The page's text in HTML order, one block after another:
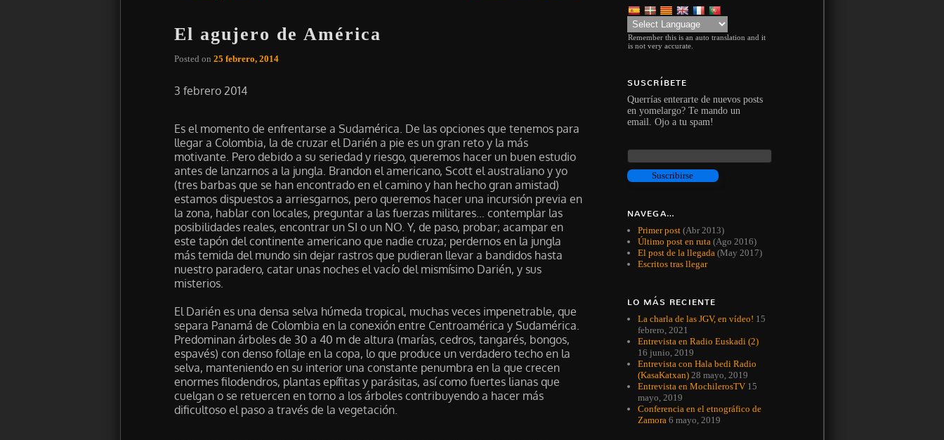
El agujero de América
Posted on 25 febrero, 2014
3 febrero 2014
Es el momento de enfrentarse a Sudamérica. De las opciones que tenemos para
llegar a Colombia, la de cruzar el Darién a pie es un gran reto y la más
motivante. Pero debido a su seriedad y riesgo, queremos hacer un buen estudio
antes de lanzarnos a la jungla. Brandon el americano, Scott el australiano y yo
(tres barbas que se han encontrado en el camino y han hecho gran amistad)
estamos dispuestos a arriesgarnos, pero queremos hacer una incursión previa en
la zona, hablar con locales, preguntar a las fuerzas militares… contemplar las
posibilidades reales, encontrar un SI o un NO. Y, de paso, probar; acampar en
este tapón del continente americano que nadie cruza; perdernos en la jungla
más temida del mundo sin dejar rastros que pudieran llevar a bandidos hasta
nuestro paradero, catar unas noches el vacío del mismísimo Darién, y sus
misterios.
El Darién es una densa selva húmeda tropical, muchas veces impenetrable, que
separa Panamá de Colombia en la conexión entre Centroamérica y Sudamérica.
Predominan árboles de 30 a 40 m de altura (marías, cedros, tangarés, bongos,
espavés) con denso follaje en la copa, lo que produce un verdadero techo en la
selva, manteniendo en su interior una constante penumbra en la que crecen
enormes filodendros, plantas epífitas y parásitas, así como fuertes lianas que
cuelgan o se retuercen en torno a los árboles contribuyendo a hacer más
dificultoso el paso a través de la vegetación.
Remember this is an auto translation and it
is not very accurate.
SUSCRÍBETE
Querrías enterarte de nuevos posts
en yomelargo? Te mando un
email. Ojo a tu spam!
NAVEGA…
Primer post(Abr 2013)
Último post en ruta(Ago 2016)
El post de la llegada(May 2017)
Escritos tras llegar
LO MÁS RECIENTE
La charla de las JGV, en vídeo! 15
febrero, 2021
Entrevista en Radio Euskadi (2)
16 junio, 2019
Entrevista con Hala bedi Radio
(KasaKatxan) 28 mayo, 2019
Entrevista en MochilerosTV 15
mayo, 2019
Conferencia en el etnográfico de
Zamora 6 mayo, 2019